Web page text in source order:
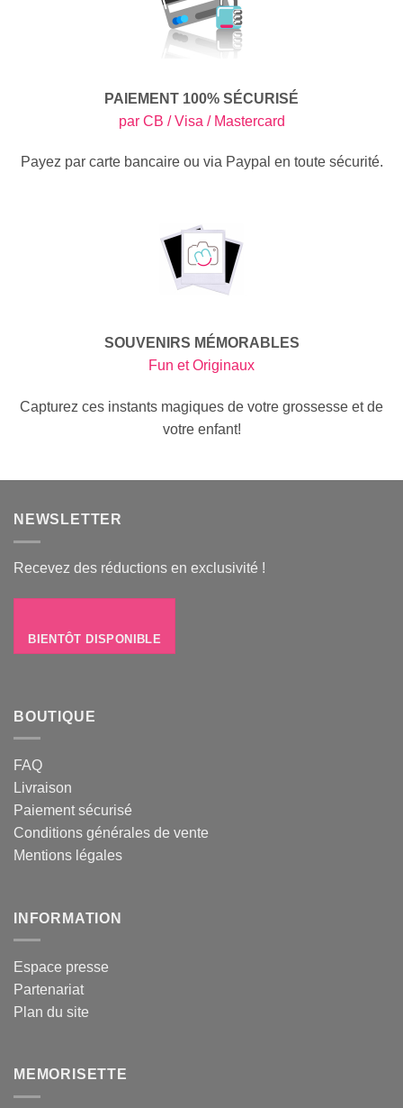
PAIEMENT 100% SÉCURISÉ
par CB / Visa / Mastercard
Payez par carte bancaire ou via Paypal en toute sécurité.
SOUVENIRS MÉMORABLES
Fun et Originaux
Capturez ces instants magiques de votre grossesse et de
votre enfant!
NEWSLETTER
Recevez des réductions en exclusivité !
BIENTÔT DISPONIBLE
BOUTIQUE
FAQ
Livraison
Paiement sécurisé
Conditions générales de vente
Mentions légales
INFORMATION
Espace presse
Partenariat
Plan du site
MEMORISETTE